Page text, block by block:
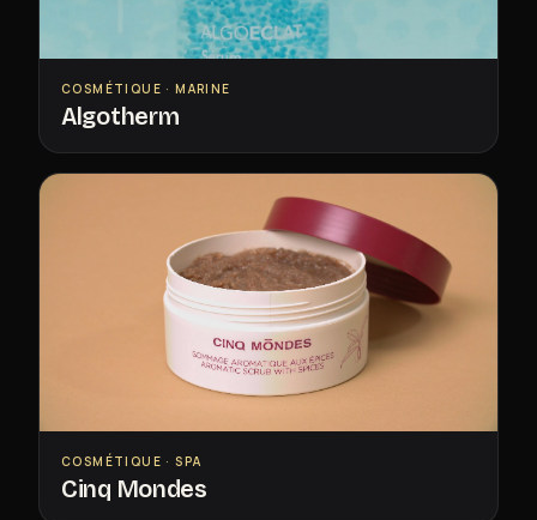
COSMÉTIQUE · MARINE
Algotherm
COSMÉTIQUE · SPA
Cinq Mondes